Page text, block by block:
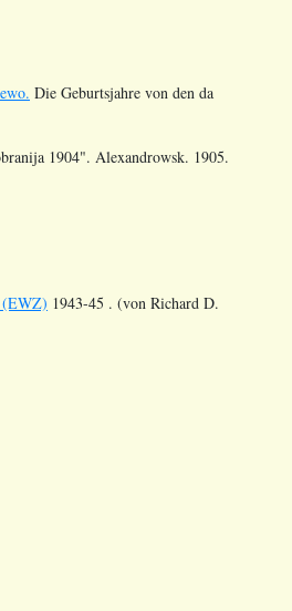
Die Geburtsjahre von den da
1904". Alexandrowsk. 1905.
(EWZ) 1943-45 . (von Richard D.